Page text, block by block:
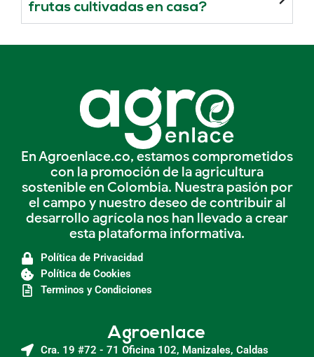
frutas cultivadas en casa?
En Agroenlace.co, estamos comprometidos
con la promoción de la agricultura
sostenible en Colombia. Nuestra pasión por
el campo y nuestro deseo de contribuir al
desarrollo agrícola nos han llevado a crear
esta plataforma informativa.
Política de Privacidad
Política de Cookies
Terminos y Condiciones
Agroenlace
Cra. 19 #72 - 71 Oficina 102, Manizales, Caldas